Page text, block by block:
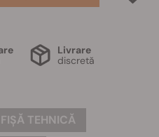
Livrare
discretă
FIȘĂ TEHNICĂ